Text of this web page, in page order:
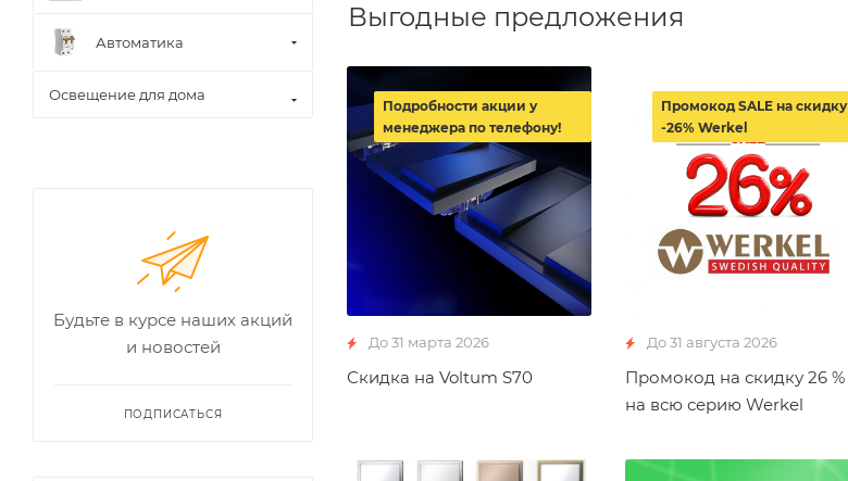
Выгодные предложения
До 31 марта 2026
Скидка на Voltum S70
Подробности акции у
менеджера по телефону!
До 31 августа 2026
Промокод на скидку 26 %
на всю серию Werkel
Промокод SALE на скидку
-26% Werkel
Автоматика
Освещение для дома
Будьте в курсе наших акций
и новостей
ПОДПИСАТЬСЯ